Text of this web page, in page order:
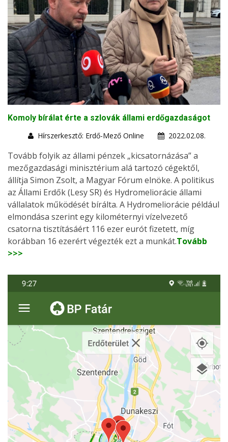
Komoly bírálat érte a szlovák állami erdőgazdaságot
Hírszerkesztő: Erdő-Mező Online
2022.02.08.
Tovább folyik az állami pénzek „kicsatornázása” a
mezőgazdasági minisztérium alá tartozó cégektől,
állítja Simon Zsolt, a Magyar Fórum elnöke. A politikus
az Állami Erdők (Lesy SR) és Hydromeliorácie állami
vállalatok működését bírálta. A Hydromeliorácie például
elmondása szerint egy kilométernyi vízelvezető
csatorna tisztításáért 116 ezer eurót fizetett, míg
korábban 16 ezerért végezték ezt a munkát.Tovább
>>>